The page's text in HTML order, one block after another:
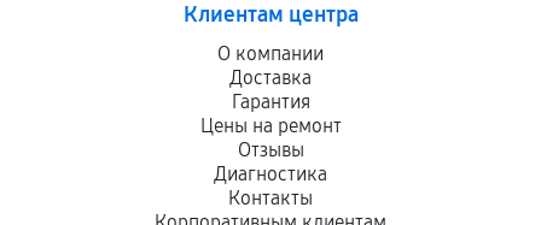
Клиентам центра
О компании
Доставка
Гарантия
Цены на ремонт
Отзывы
Диагностика
Контакты